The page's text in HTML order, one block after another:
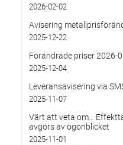
2026-02-02
Avisering
2025-12-22
Förändrade priser 2026-
2025-12-04
Leveransavisering via
2025-11-07
Värt att veta om…
avgörs av ögonblicket
2025-11-01